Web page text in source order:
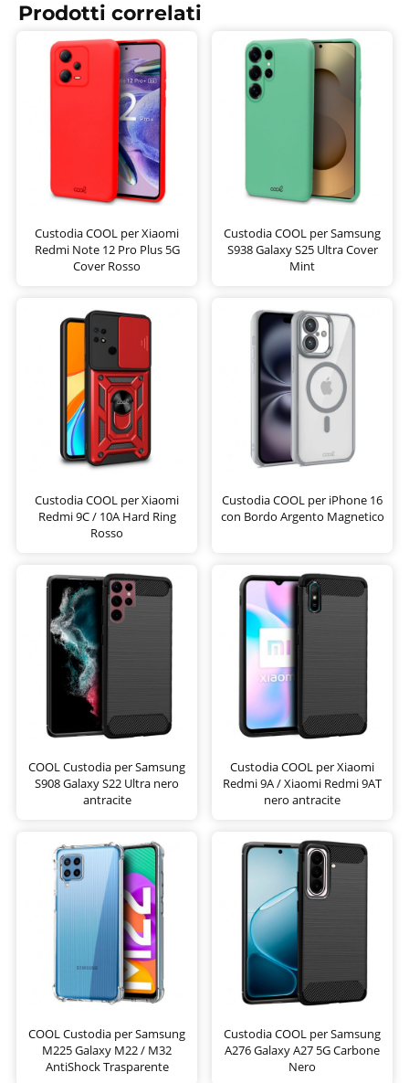
Prodotti correlati
Custodia COOL per Xiaomi
Redmi Note 12 Pro Plus 5G
Cover Rosso
Custodia COOL per Samsung
S938 Galaxy S25 Ultra Cover
Mint
Custodia COOL per Xiaomi
Redmi 9C / 10A Hard Ring
Rosso
Custodia COOL per iPhone 16
con Bordo Argento Magnetico
COOL Custodia per Samsung
S908 Galaxy S22 Ultra nero
antracite
Custodia COOL per Xiaomi
Redmi 9A / Xiaomi Redmi 9AT
nero antracite
COOL Custodia per Samsung
M225 Galaxy M22 / M32
AntiShock Trasparente
Custodia COOL per Samsung
A276 Galaxy A27 5G Carbone
Nero